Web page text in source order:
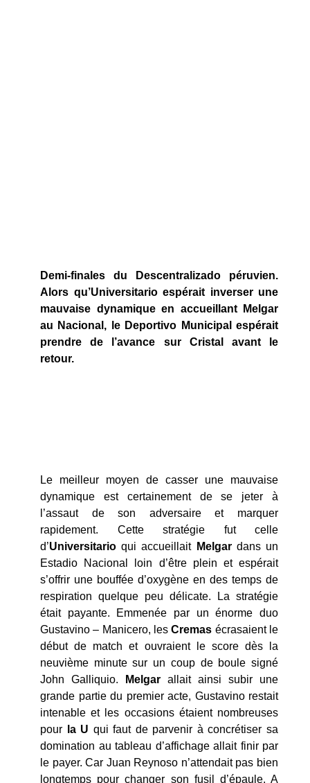
Demi-finales du Descentralizado péruvien.
Alors qu’Universitario espérait inverser une
mauvaise dynamique en accueillant Melgar
au Nacional, le Deportivo Municipal espérait
prendre de l’avance sur Cristal avant le
retour.
Le meilleur moyen de casser une mauvaise
dynamique est certainement de se jeter à
l’assaut de son adversaire et marquer
rapidement. Cette stratégie fut celle
d’Universitarioqui accueillait Melgar dans un
Estadio Nacional loin d’être plein et espérait
s’offrir une bouffée d’oxygène en des temps de
respiration quelque peu délicate. La stratégie
était payante. Emmenée par un énorme duo
Gustavino – Manicero, lesCremas écrasaient le
début de match et ouvraient le score dès la
neuvième minute sur un coup de boule signé
John Galliquio.
Melgar allait ainsi subir une
grande partie du premier acte, Gustavino restait
intenable et les occasions étaient nombreuses
pour
la U qui faut de parvenir à concrétiser sa
domination au tableau d’affichage allait finir par
le payer. Car Juan Reynoso n’attendait pas bien
longtemps pour changer son fusil d’épaule. A